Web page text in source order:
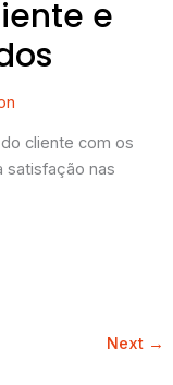
e
cliente com os
satisfação nas
Next →